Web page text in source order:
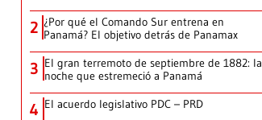
2 ¿Por qué el Comando Sur entrena en
Panamá? El objetivo detrás de Panamax
3 El gran terremoto de septiembre de 1882: la
noche que estremeció a Panamá
4 El acuerdo legislativo PDC – PRD